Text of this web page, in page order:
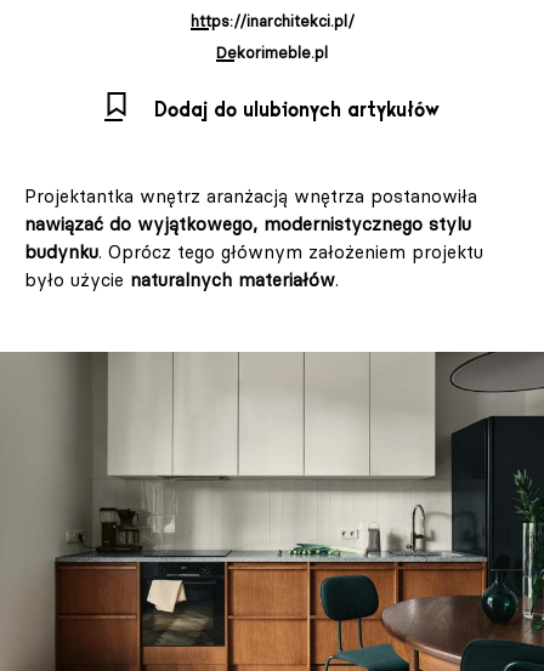
https://inarchitekci.pl/
Dekorimeble.pl
Dodaj do ulubionych artykułów
Projektantka wnętrz aranżacją wnętrza postanowiła
nawiązać do wyjątkowego, modernistycznego stylu
budynku. Oprócz tego głównym założeniem projektu
było użycie naturalnych materiałów.